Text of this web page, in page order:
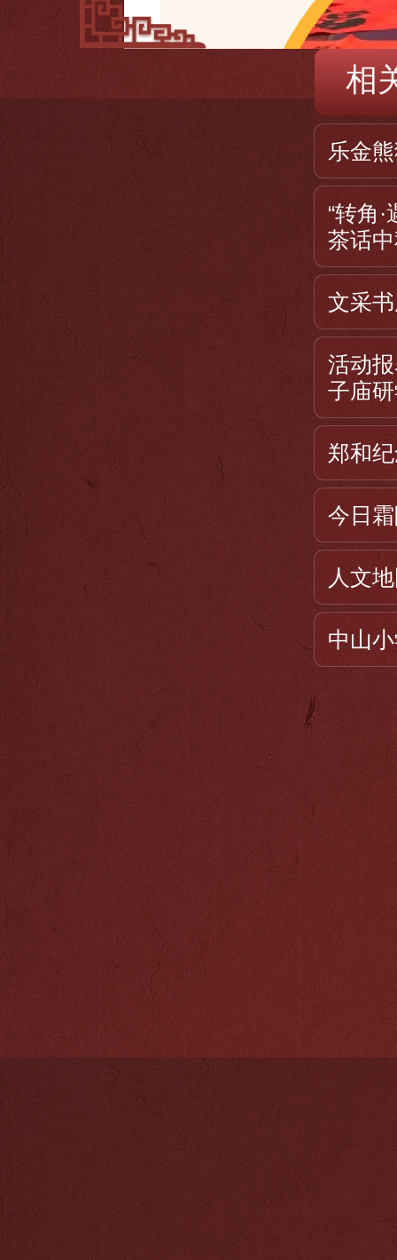
相
乐金
“转角
茶话
文采
活动
子庙
郑和
今日
人文
中山